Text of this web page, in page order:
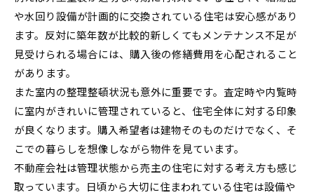
や水回り設備が計画的に交換されている住宅は安心感があり
ます。反対に築年数が比較的新しくてもメンテナンス不足が
見受けられる場合には、購入後の修繕費用を心配されること
があります。
また室内の整理整頓状況も意外に重要です。査定時や内覧時
に室内がきれいに管理されていると、住宅全体に対する印象
が良くなります。購入希望者は建物そのものだけでなく、そ
こでの暮らしを想像しながら物件を見ています。
不動産会社は管理状態から売主の住宅に対する考え方も感じ
取っています。日頃から大切に住まわれている住宅は設備や